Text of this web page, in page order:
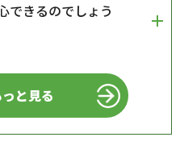
できるのでしょう
と見る